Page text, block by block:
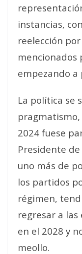
instancias,
reelección
mencionados
empezando
La política se
2024 fuese
Presidente
uno más de
los partidos
régimen,
regresar a las
en el 2028 y
meollo.